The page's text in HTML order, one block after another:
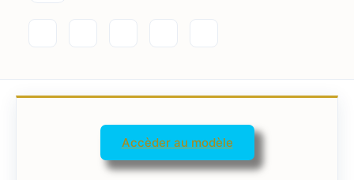
Accèder au modèle